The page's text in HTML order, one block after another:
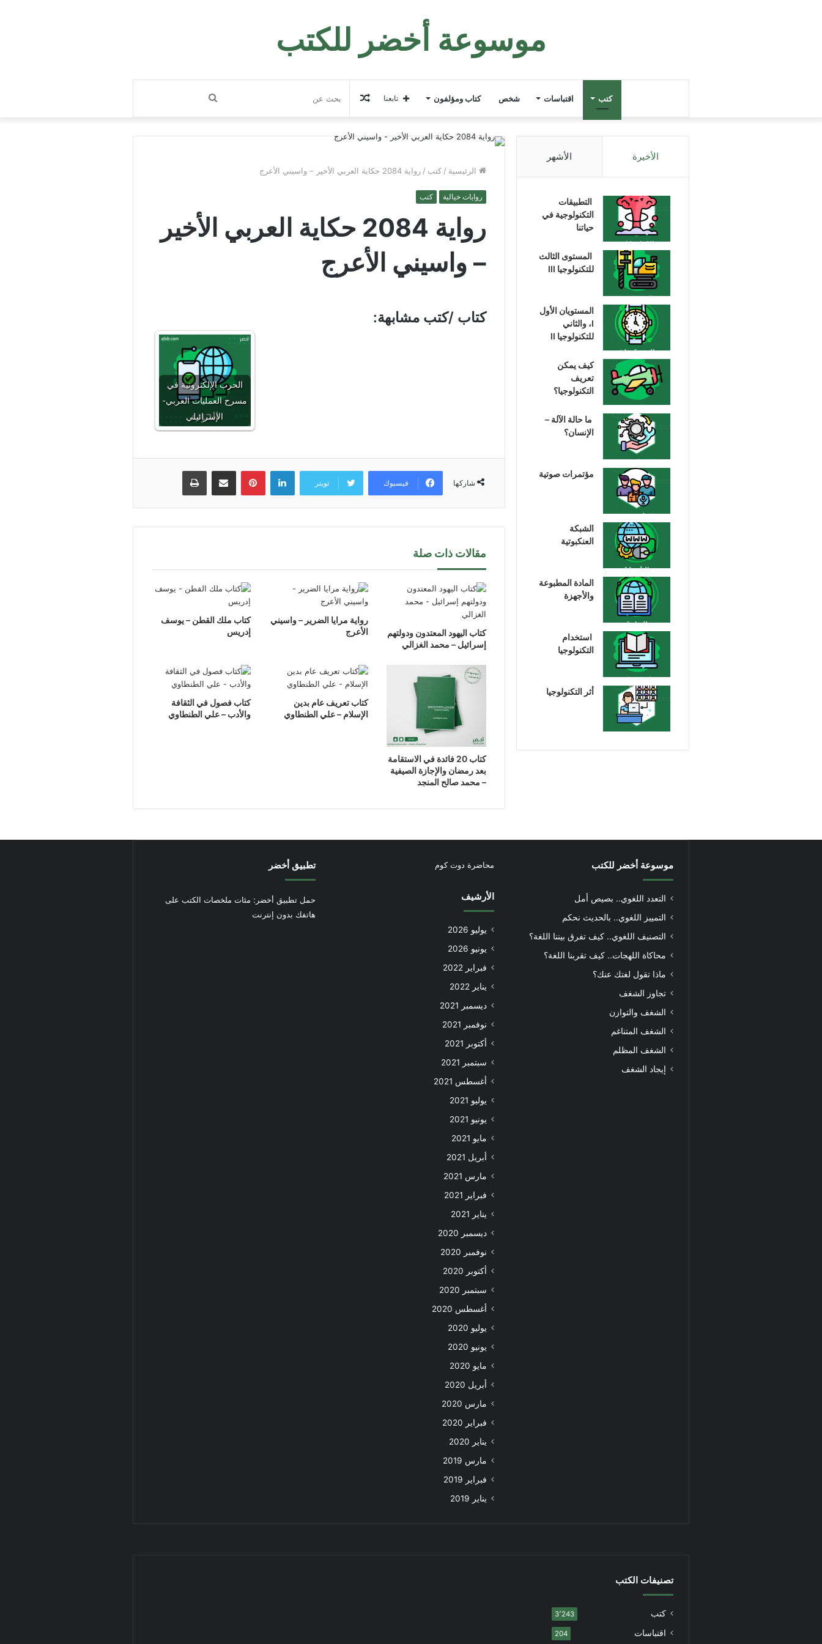
موسوعة أخضر للكتب
كتب اقتباسات شخص كتاب ومؤلفون بحث
عن
مقال
عشوائي
تابعنا
الرئيسية / كتب / رواية 2084 حكاية العربي الأخير – واسيني الأعرج
روايات خيالية كتب
رواية 2084 حكاية العربي الأخير
– واسيني الأعرج
كتاب /كتب مشابهة:
الحرب الإلكترونية في
مسرح العمليات العربي-
الإسرائيلي
شاركها فيسبوك تويتر
لينكدإن بينتيريستمشاركة عبر البريد طباعة
مقالات ذات صلة
كتاب اليهود المعتدون ودولتهم
إسرائيل – محمد الغزالي
رواية مرايا الضرير – واسيني
الأعرج
كتاب ملك القطن – يوسف
إدريس
كتاب 20 فائدة في الاستقامة
بعد رمضان والإجازة الصيفية
– محمد صالح المنجد
كتاب تعريف عام بدين
الإسلام – علي الطنطاوي
كتاب فصول في الثقافة
والأدب – علي الطنطاوي
الأخيرة الأشهر
التطبيقات
التكنولوجية في
حياتنا
المستوى الثالث
للتكنولوجيا III
المستويان الأول
I، والثاني
للتكنولوجيا II
كيف يمكن
تعريف
التكنولوجيا؟
ما حالة الآلة –
الإنسان؟
مؤتمرات صوتية
الشبكة
العنكبوتية
المادة المطبوعة
والأجهزة
استخدام
التكنولوجيا
أثر التكنولوجيا
موسوعة أخضر للكتب
التعدد اللغوي.. بصيص أمل
التمييز اللغوي.. بالحديث نحكم
التصنيف اللغوي.. كيف تفرق بيننا اللغة؟
محاكاة اللهجات.. كيف تقربنا اللغة؟
ماذا تقول لغتك عنك؟
تجاوز الشغف
الشغف والتوازن
الشغف المتناغم
الشغف المظلم
إيجاد الشغف
محاضرة دوت كوم
الأرشيف
يوليو 2026
يونيو 2026
فبراير 2022
يناير 2022
ديسمبر 2021
نوفمبر 2021
أكتوبر 2021
سبتمبر 2021
أغسطس 2021
يوليو 2021
يونيو 2021
مايو 2021
أبريل 2021
مارس 2021
فبراير 2021
يناير 2021
ديسمبر 2020
نوفمبر 2020
أكتوبر 2020
سبتمبر 2020
أغسطس 2020
يوليو 2020
يونيو 2020
مايو 2020
أبريل 2020
مارس 2020
فبراير 2020
يناير 2020
مارس 2019
فبراير 2019
يناير 2019
تطبيق أخضر
حمل تطبيق أخضر: مئات ملخصات الكتب على
هاتفك بدون إنترنت
تصنيفات الكتب
كتب 3٬243
اقتباسات 204